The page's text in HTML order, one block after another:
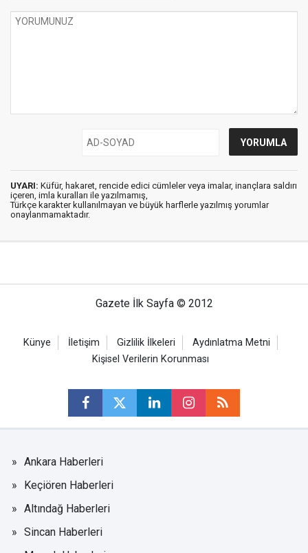
UYARI: Küfür, hakaret, rencide edici cümleler veya imalar, inançlara saldırı
içeren, imla kuralları ile yazılmamış,
Türkçe karakter kullanılmayan ve büyük harflerle yazılmış yorumlar
onaylanmamaktadır.
Gazete İlk Sayfa © 2012
Künye İletişim Gizlilik İlkeleri
Aydınlatma Metni
Kişisel Verilerin Korunması
Ankara Haberleri
Keçiören Haberleri
Altındağ Haberleri
Sincan Haberleri